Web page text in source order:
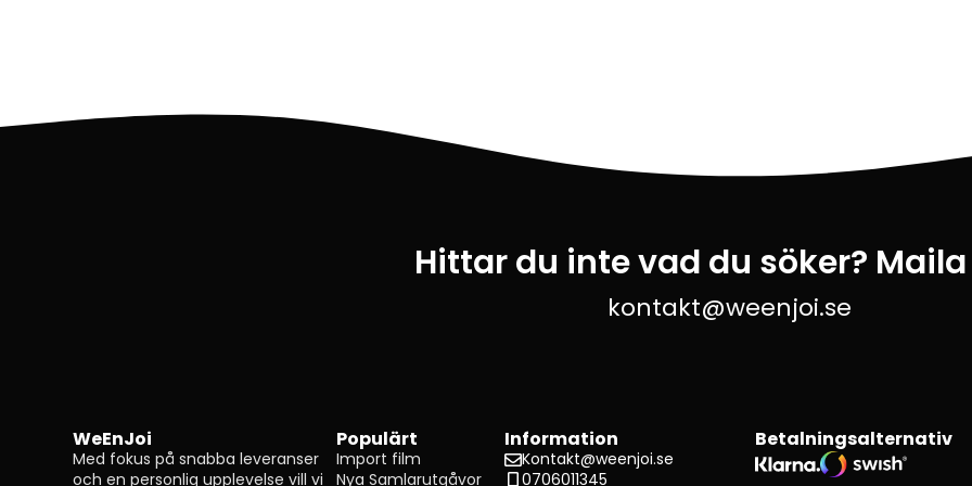
Hittar du inte vad du söker?
kontakt@weenjoi.se
WeEnJoi
Med fokus på snabba leveranser
och en personlig upplevelse vill vi
Populärt
Import film
Nya Samlarutgåvor
Information
Kontakt@weenjoi.se
0706011345
Betalningsalternativ